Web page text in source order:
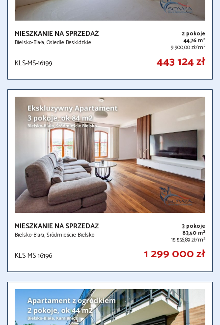
MIESZKANIE NA SPRZEDAŻ
Bielsko-Biała, Osiedle Beskidzkie
2 pokoje
44,76 m2
9 900,00 zł/m2
KLS-MS-16199 443 124 zł
MIESZKANIE NA SPRZEDAŻ
Bielsko-Biała, Śródmieście Bielsko
3 pokoje
83,50 m2
15 556,89 zł/m2
KLS-MS-16196 1 299 000 zł